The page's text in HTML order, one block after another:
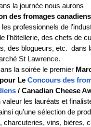
la journée nous aurons
des fromages
professionnels de
l’hôtellerie, des chefs de
des blogueurs, etc. dans
St Lawrence.
la soirée le premier
Le Concours des
/ Canadian Cheese
valeur les lauréats et
qu’une sélection de
charcuteries, vins, bières,